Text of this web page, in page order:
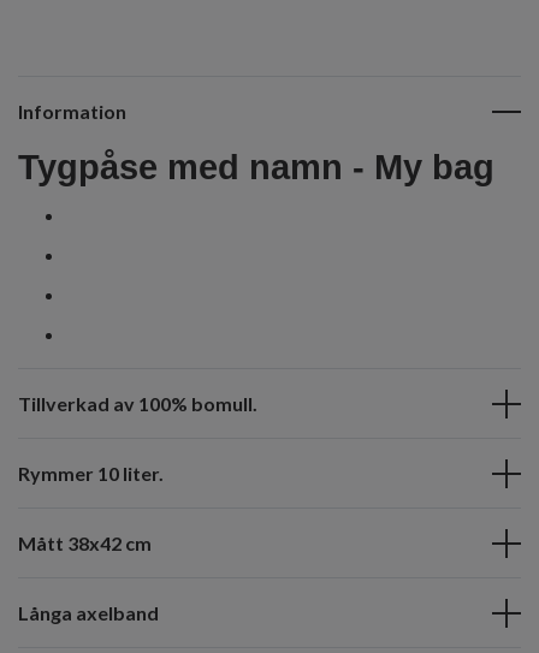
Information
Tygpåse med namn - My bag
Tillverkad av 100% bomull.
Rymmer 10 liter.
Mått 38x42 cm
Långa axelband